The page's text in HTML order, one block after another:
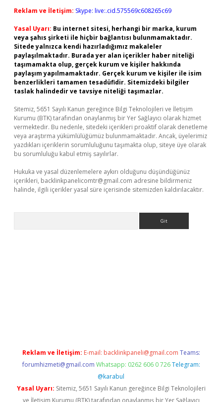
Reklam ve İletişim: Skype: live:.cid.575569c608265c69
Yasal Uyarı: Bu internet sitesi, herhangi bir marka, kurum
veya şahıs şirketi ile hiçbir bağlantısı bulunmamaktadır.
Sitede yalnızca kendi hazırladığımız makaleler
paylaşılmaktadır. Burada yer alan içerikler haber niteliği
taşımamakta olup, gerçek kurum ve kişiler hakkında
paylaşım yapılmamaktadır. Gerçek kurum ve kişiler ile isim
benzerlikleri tamamen tesadüfidir. Sitemizdeki bilgiler
taslak halindedir ve tavsiye niteliği taşımazlar.
Sitemiz, 5651 Sayılı Kanun gereğince Bilgi Teknolojileri ve İletişim
Kurumu (BTK) tarafından onaylanmış bir Yer Sağlayıcı olarak hizmet
vermektedir. Bu nedenle, sitedeki içerikleri proaktif olarak denetleme
veya araştırma yükümlülüğümüz bulunmamaktadır. Ancak, üyelerimiz
yazdıkları içeriklerin sorumluluğunu taşımakta olup, siteye üye olarak
bu sorumluluğu kabul etmiş sayılırlar.
Hukuka ve yasal düzenlemelere aykırı olduğunu düşündüğünüz
içerikleri, backlinkpanelicomtr@gmail.com adresine bildirmeniz
halinde, ilgili içerikler yasal süre içerisinde sitemizden kaldırılacaktır.
Reklam ve İletişim: E-mail: backlinkpaneli@gmail.com Teams:
forumhizmeti@gmail.com Whatsapp: 0262 606 0 726 Telegram:
@karabul
Yasal Uyarı: Sitemiz, 5651 Sayılı Kanun gereğince Bilgi Teknolojileri
ve İletişim Kurumu (BTK) tarafından onaylanmış bir Yer Sağlayıcı